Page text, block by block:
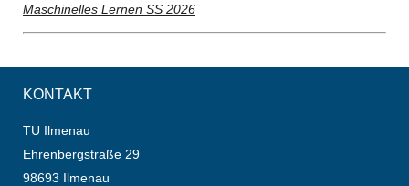
Maschinelles Lernen SS 2026
KONTAKT
TU Ilmenau
Ehrenbergstraße 29
98693 Ilmenau